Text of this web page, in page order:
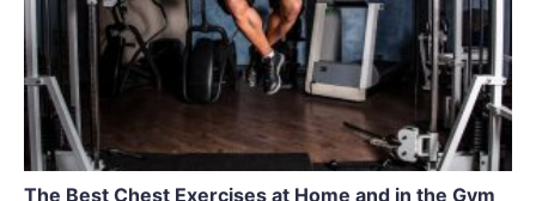
The Best Chest Exercises at Home and in the Gym